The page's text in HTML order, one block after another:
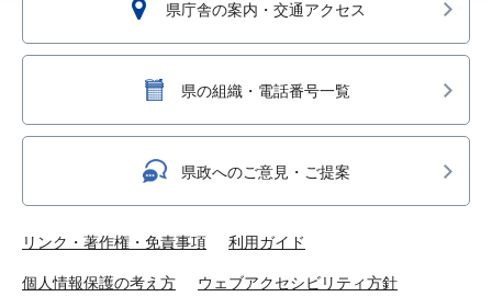
県庁舎の案内・交通アクセス
県の組織・電話番号一覧
県政へのご意見・ご提案
リンク・著作権・免責事項 利用ガイド
個人情報保護の考え方 ウェブアクセシビリティ方針